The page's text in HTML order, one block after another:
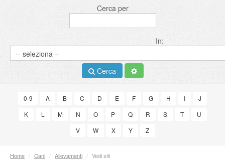
Cerca per
In:
Cerca
0-9 A B C D E F G H I
J
K
L M N O P Q R S T
U
V
W X Y Z
Home / Cani / Allevamenti / Vedi siti